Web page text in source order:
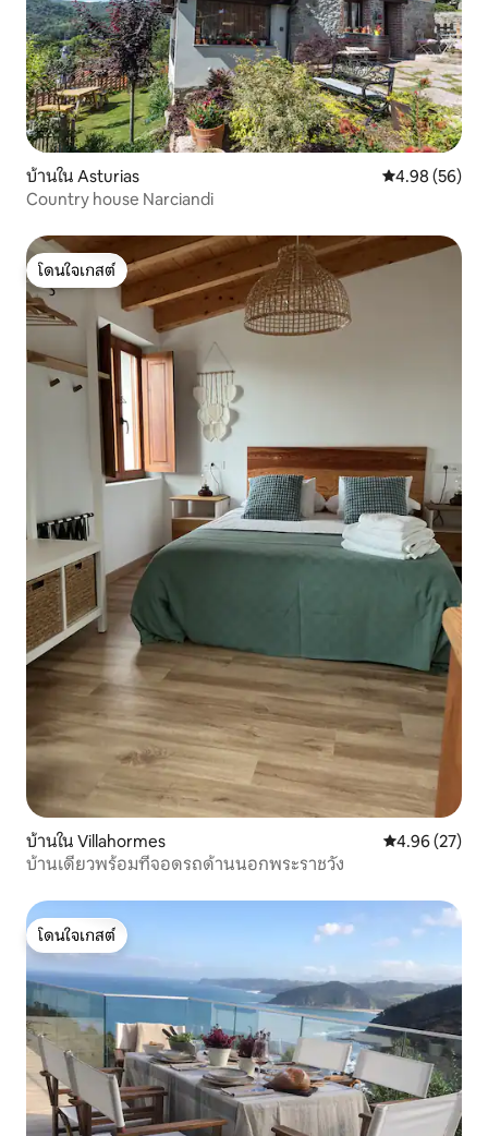
บ้านใน Asturias คะแนนเฉลี่ย
4.98 (56)
Country house Narciandi
โดนใจเกสต์
โดนใจเกสต์
บ้านใน Villahormes คะแนนเฉลี่ย
4.96 (27)
บ้านเดี่ยวพร้อมที่จอดรถด้านนอกพระราชวัง
โดนใจเกสต์
โดนใจเกสต์